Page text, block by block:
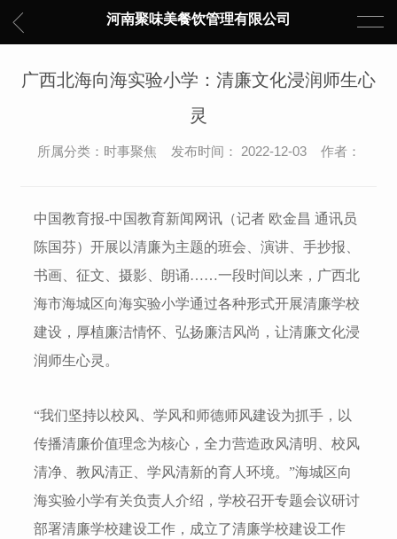
河南聚味美餐饮管理有限公司
广西北海向海实验小学：清廉文化浸润师生心
灵
所属分类：时事聚焦 发布时间： 2022-12-03 作者：
中国教育报-中国教育新闻网讯（记者 欧金昌 通讯员
陈国芬）开展以清廉为主题的班会、演讲、手抄报、
书画、征文、摄影、朗诵……一段时间以来，广西北
海市海城区向海实验小学通过各种形式开展清廉学校
建设，厚植廉洁情怀、弘扬廉洁风尚，让清廉文化浸
润师生心灵。
“我们坚持以校风、学风和师德师风建设为抓手，以
传播清廉价值理念为核心，全力营造政风清明、校风
清净、教风清正、学风清新的育人环境。”海城区向
海实验小学有关负责人介绍，学校召开专题会议研讨
部署清廉学校建设工作，成立了清廉学校建设工作